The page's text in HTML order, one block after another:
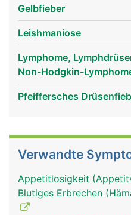
aussortiert und abgebaut.
milz frau
Gelbfieber
Leishmaniose
Lymphome,
Non-Hodgkin-
Pfeiffersches
Verwandte
Appetitlosigkeit
Blutiges Erbrechen